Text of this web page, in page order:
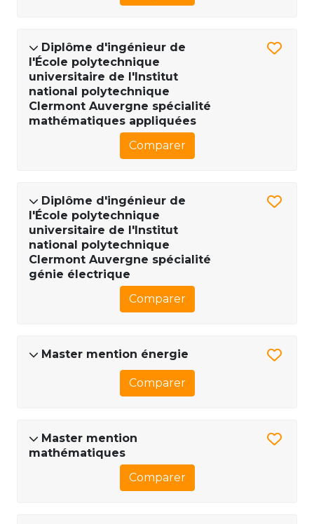
Diplôme d'ingénieur de
l'École polytechnique
universitaire de l'Institut
national polytechnique
Clermont Auvergne spécialité
mathématiques appliquées
Comparer
Diplôme d'ingénieur de
l'École polytechnique
universitaire de l'Institut
national polytechnique
Clermont Auvergne spécialité
génie électrique
Comparer
Master mention énergie
Comparer
Master mention
mathématiques
Comparer